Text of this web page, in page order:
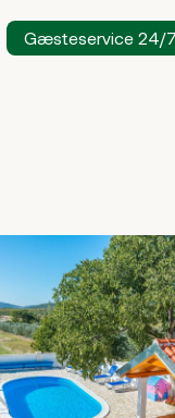
Gæsteservice 24/7